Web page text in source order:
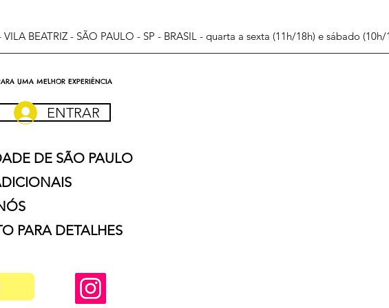
VILA BEATRIZ - SÃO PAULO - SP - BRASIL - quarta a sexta (11h/18h) e sábado (10h/
UMA MELHOR EXPERIÊNCIA
ENTRAR
DE SÃO PAULO
PARA DETALHES